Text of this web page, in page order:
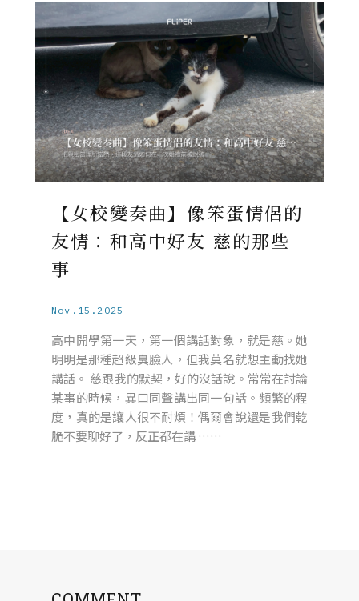
【女校變奏曲】像笨蛋情侶的
友情：和高中好友 慈的那些
事
Nov.15.2025
高中開學第一天，第一個講話對象，就是慈。她
明明是那種超級臭臉人，但我莫名就想主動找她
講話。 慈跟我的默契，好的沒話說。常常在討論
某事的時候，異口同聲講出同一句話。頻繁的程
度，真的是讓人很不耐煩！偶爾會說還是我們乾
脆不要聊好了，反正都在講 ……